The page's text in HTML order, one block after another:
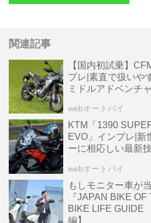
関連記事
【国内初試乗】
プレ|素直で扱いや
ミドルアドベンチ
webオートバイ
KTM「1390
EVO」インプレ|新
ーに相応しい最新
webオートバイ
もしモニター車が
『JAPAN BIKE OF
BIKE LIFE GUIDE
編】